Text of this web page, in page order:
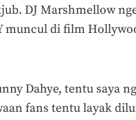
DJ Marshmellow
muncul di film
Dahye, tentu saya
fans tentu layak